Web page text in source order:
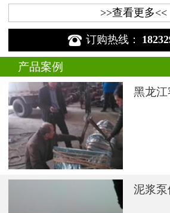
>>查看更多<<
 订购热线：
产品案例
泥浆